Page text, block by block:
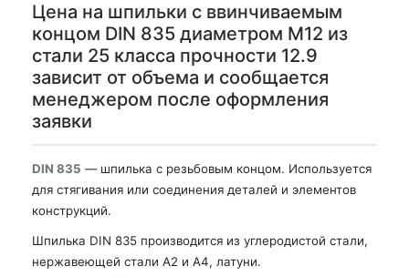
Цена на шпильки с ввинчиваемым
концом DIN 835 диаметром М12 из
стали 25 класса прочности 12.9
зависит от объема и сообщается
менеджером после оформления
заявки
DIN 835 — шпилька с резьбовым концом. Используется
для стягивания или соединения деталей и элементов
конструкций.
Шпилька DIN 835 производится из углеродистой стали,
нержавеющей стали А2 и А4, латуни.